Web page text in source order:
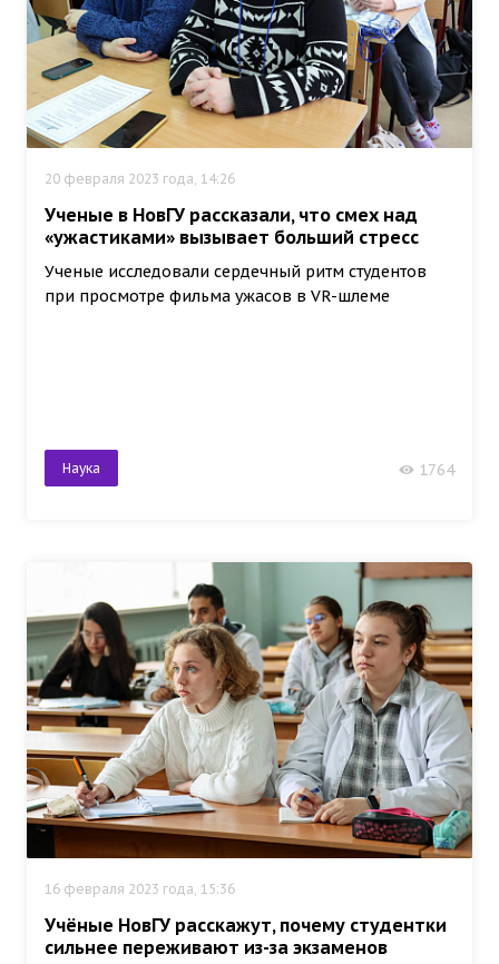
20 февраля 2023 года, 14:26
Ученые в НовГУ рассказали, что смех над
«ужастиками» вызывает больший стресс
Ученые исследовали сердечный ритм студентов
при просмотре фильма ужасов в VR-шлеме
Наука 1764
16 февраля 2023 года, 15:36
Учёные НовГУ расскажут, почему студентки
сильнее переживают из-за экзаменов